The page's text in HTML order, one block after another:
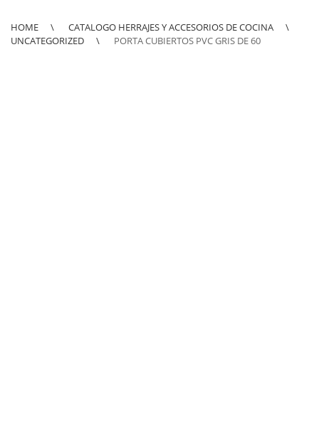
HOME
CATALOGO HERRAJES Y ACCESORIOS DE COCINA
UNCATEGORIZED
PORTA CUBIERTOS PVC GRIS DE 60